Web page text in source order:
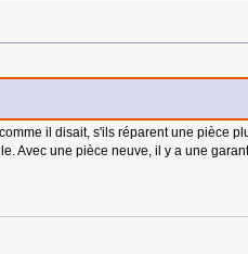
il disait, s'ils réparent une pièce
Avec une pièce neuve, il y a une